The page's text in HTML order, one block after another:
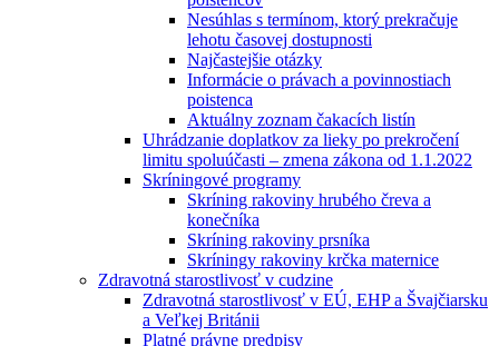
Nesúhlas s termínom, ktorý prekračuje
lehotu časovej dostupnosti
Najčastejšie otázky
Informácie o právach a povinnostiach
poistenca
Aktuálny zoznam čakacích listín
Uhrádzanie doplatkov za lieky po prekročení
limitu spoluúčasti – zmena zákona od 1.1.2022
Skríningové programy
Skríning rakoviny hrubého čreva a
konečníka
Skríning rakoviny prsníka
Skríningy rakoviny krčka maternice
Zdravotná starostlivosť v cudzine
Zdravotná starostlivosť v EÚ, EHP a Švajčiarsku
a Veľkej Británii
Platné právne predpisy